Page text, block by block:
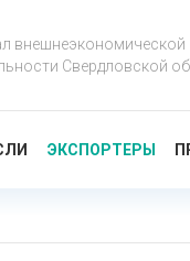
внешнеэкономической
Свердловской
ЭКСПОРТЕРЫ